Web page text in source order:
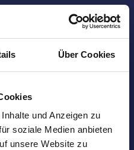
Über Cookies
und Anzeigen zu
soziale Medien anbieten
unsere Website zu